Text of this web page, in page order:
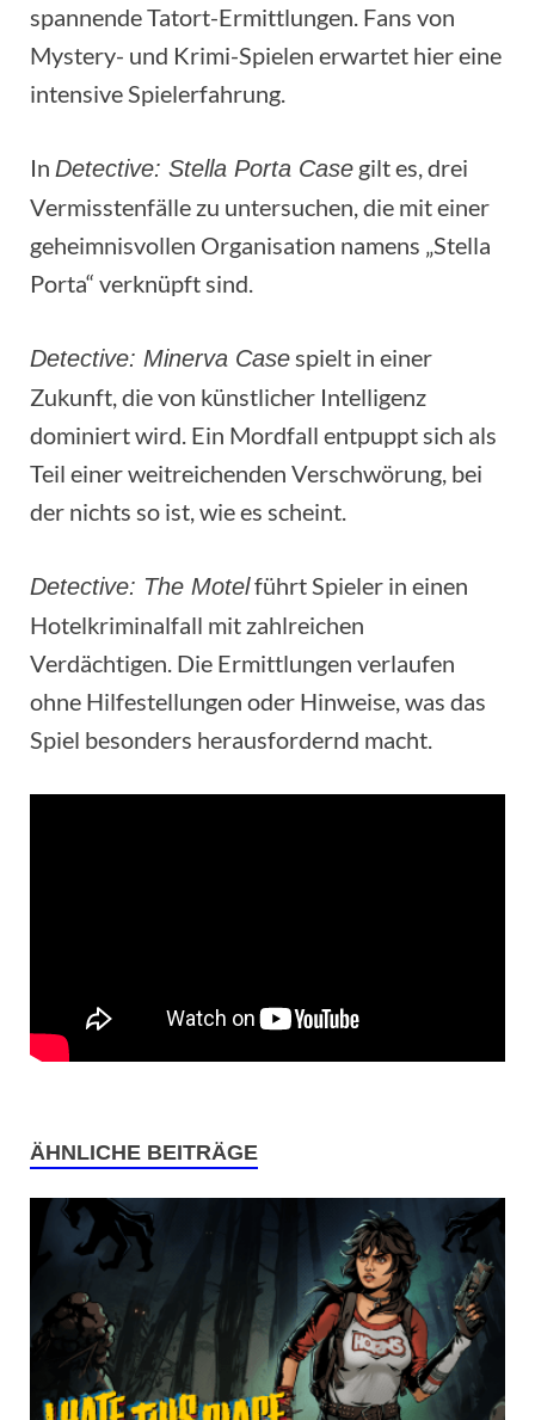
spannende Tatort-Ermittlungen. Fans von
Mystery- und Krimi-Spielen erwartet hier eine
intensive Spielerfahrung.
In Detective: Stella Porta Case gilt es, drei
Vermisstenfälle zu untersuchen, die mit einer
geheimnisvollen Organisation namens „Stella
Porta“ verknüpft sind.
Detective: Minerva Casespielt in einer
Zukunft, die von künstlicher Intelligenz
dominiert wird. Ein Mordfall entpuppt sich als
Teil einer weitreichenden Verschwörung, bei
der nichts so ist, wie es scheint.
Detective: The Motelführt Spieler in einen
Hotelkriminalfall mit zahlreichen
Verdächtigen. Die Ermittlungen verlaufen
ohne Hilfestellungen oder Hinweise, was das
Spiel besonders herausfordernd macht.
ÄHNLICHE BEITRÄGE